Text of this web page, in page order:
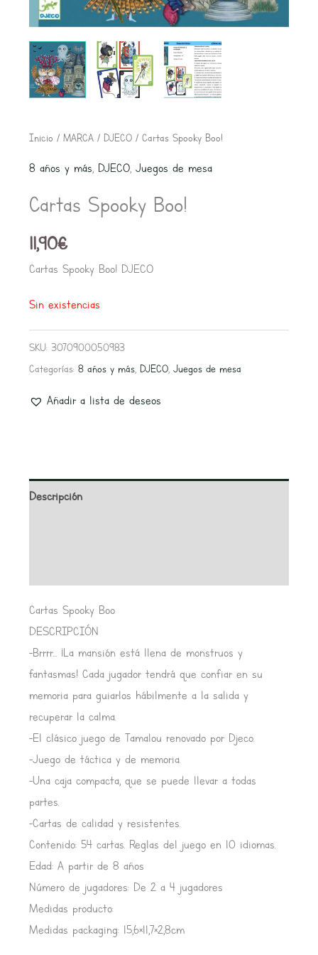
Inicio / MARCA/ DJECO/ Cartas Spooky Boo!
8 años y más, DJECO, Juegos de mesa
Cartas Spooky Boo!
11,90€
Cartas Spooky Boo! DJECO
Sin existencias
SKU: 3070900050983
Categorías: 8 años y más, DJECO, Juegos de mesa
Añadir a lista de deseos
Descripción
Cartas Spooky Boo
DESCRIPCIÓN
-Brrrr… ¡La mansión está llena de monstruos y
fantasmas! Cada jugador tendrá que confiar en su
memoria para guiarlos hábilmente a la salida y
recuperar la calma.
-El clásico juego de Tamalou renovado por Djeco.
-Juego de táctica y de memoria.
-Una caja compacta, que se puede llevar a todas
partes.
-Cartas de calidad y resistentes.
Contenido: 54 cartas. Reglas del juego en 10 idiomas.
Edad: A partir de 8 años
Número de jugadores: De 2 a 4 jugadores
Medidas producto:
Medidas packaging: 15,6×11,7×2,8cm